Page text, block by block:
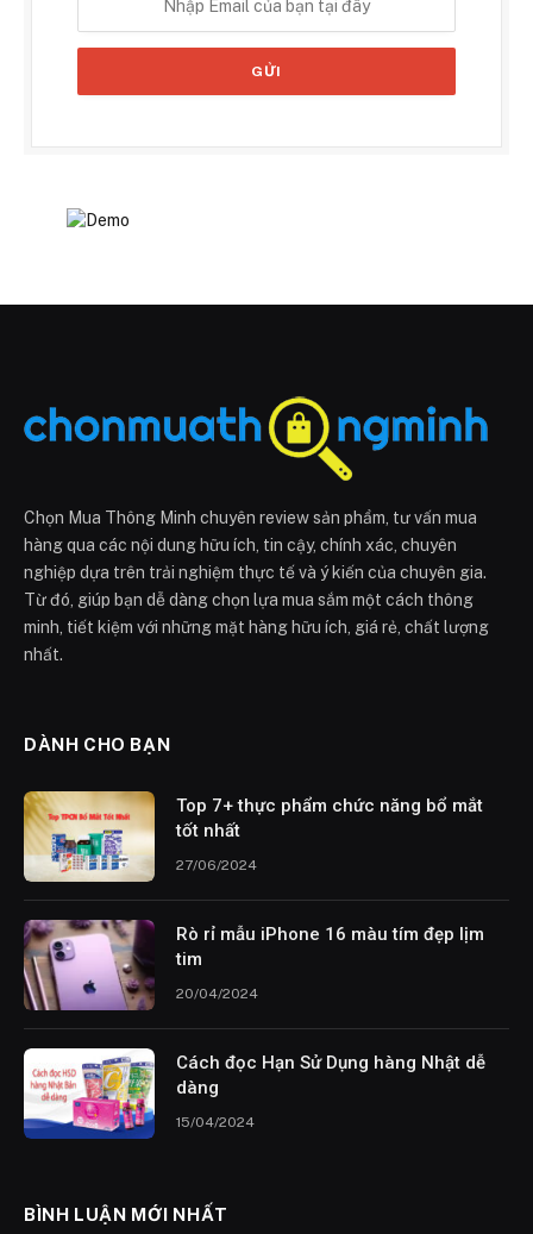
Chọn Mua Thông Minh chuyên review sản phẩm, tư vấn mua
hàng qua các nội dung hữu ích, tin cậy, chính xác, chuyên
nghiệp dựa trên trải nghiệm thực tế và ý kiến của chuyên gia.
Từ đó, giúp bạn dễ dàng chọn lựa mua sắm một cách thông
minh, tiết kiệm với những mặt hàng hữu ích, giá rẻ, chất lượng
nhất.
DÀNH CHO BẠN
Top 7+ thực phẩm chức năng bổ mắt
tốt nhất
27/06/2024
Rò rỉ mẫu iPhone 16 màu tím đẹp lịm
tim
20/04/2024
Cách đọc Hạn Sử Dụng hàng Nhật dễ
dàng
15/04/2024
BÌNH LUẬN MỚI NHẤT